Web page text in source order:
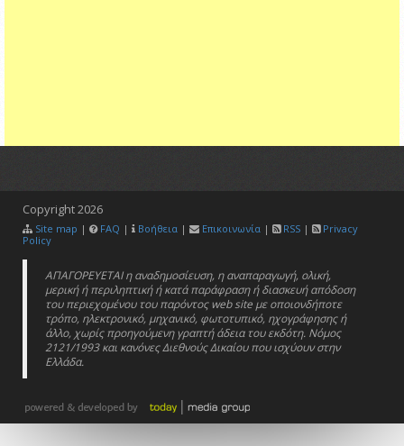
Copyright2026
Site map | FAQ | Βοήθεια | Επικοινωνία | RSS |
Privacy
Policy
ΑΠΑΓΟΡΕΥΕΤΑΙ η αναδημοσίευση, η αναπαραγωγή, ολική,
μερική ή περιληπτική ή κατά παράφραση ή διασκευή απόδοση
του περιεχομένου του παρόντος web site με οποιονδήποτε
τρόπο, ηλεκτρονικό, μηχανικό, φωτοτυπικό, ηχογράφησης ή
άλλο, χωρίς προηγούμενη γραπτή άδεια του εκδότη. Νόμος
2121/1993 και κανόνες Διεθνούς Δικαίου που ισχύουν στην
Ελλάδα.